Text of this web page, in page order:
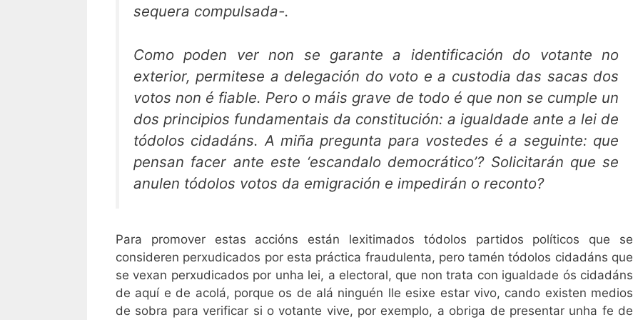
sequera compulsada-.
Como poden ver non se garante a identificación do votante no
exterior, permitese a delegación do voto e a custodia das sacas dos
votos non é fiable. Pero o máis grave de todo é que non se cumple un
dos principios fundamentais da constitución: a igualdade ante a lei de
tódolos cidadáns. A miña pregunta para vostedes é a seguinte: que
pensan facer ante este ‘escandalo democrático’? Solicitarán que se
anulen tódolos votos da emigración e impedirán o reconto?
Para promover estas accións están lexitimados tódolos partidos políticos que se
consideren perxudicados por esta práctica fraudulenta, pero tamén tódolos cidadáns que
se vexan perxudicados por unha lei, a electoral, que non trata con igualdade ós cidadáns
de aquí e de acolá, porque os de alá ninguén lle esixe estar vivo, cando existen medios
de sobra para verificar si o votante vive, por exemplo, a obriga de presentar unha fe de